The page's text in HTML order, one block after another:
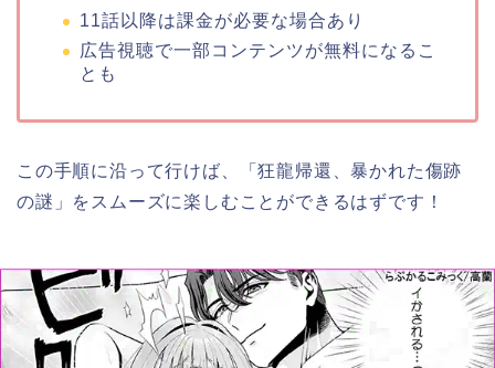
11話以降は課金が必要な場合あり
広告視聴で一部コンテンツが無料になるこ
とも
この手順に沿って行けば、
「狂龍帰還、暴かれた傷跡
の謎 」 をスムーズに楽しむことができるはずです！